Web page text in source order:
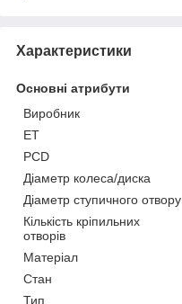
Характеристики
Основні атрибути
Виробник
ET
PCD
Діаметр колеса/диска
Діаметр ступичного отвору
Кількість кріпильних
отворів
Матеріал
Стан
Тип